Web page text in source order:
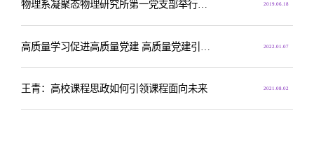
2019.06.18
2022.01.07
2021.08.02
王青：高校课程思政如何引领课程面向未来